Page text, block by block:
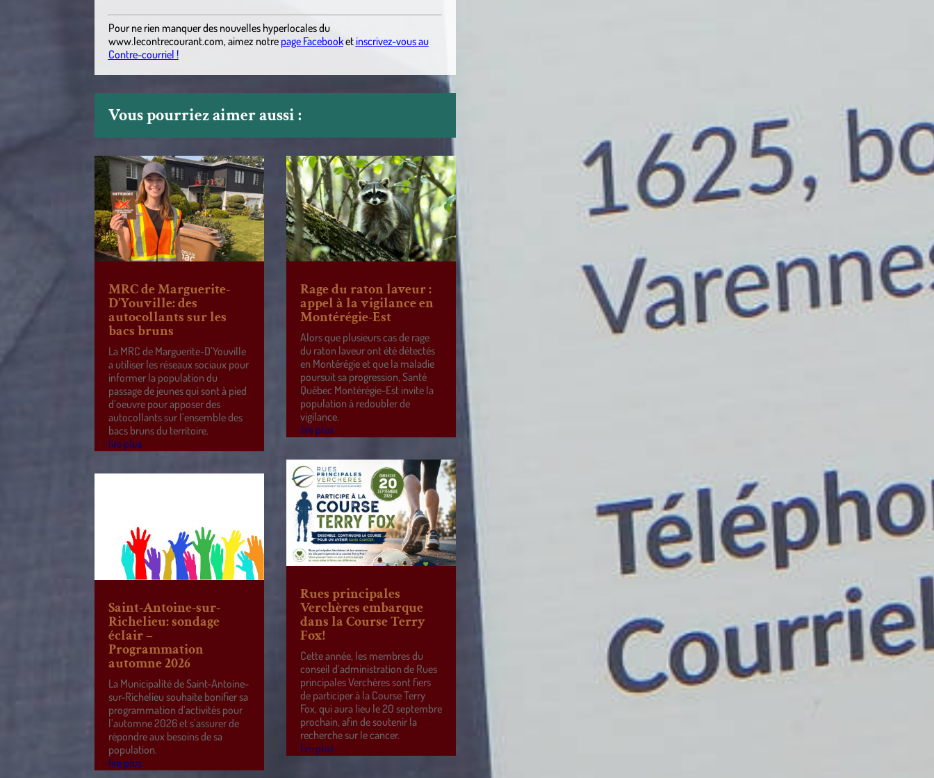
Pour ne rien manquer des nouvelles hyperlocales du
www.lecontrecourant.com, aimez notre page Facebooketinscrivez-vous au
Contre-courriel !
Vous pourriez aimer aussi :
MRC de Marguerite-
D’Youville: des
autocollants sur les
bacs bruns
La MRC de Marguerite-D’Youville
a utiliser les réseaux sociaux pour
informer la population du
passage de jeunes qui sont à pied
d’oeuvre pour apposer des
autocollants sur l’ensemble des
bacs bruns du territoire.
lire plus
Saint-Antoine-sur-
Richelieu: sondage
éclair –
Programmation
automne 2026
La Municipalité de Saint-Antoine-
sur-Richelieu souhaite bonifier sa
programmation d’activités pour
l’automne 2026 et s’assurer de
répondre aux besoins de sa
population.
lire plus
Rage du raton laveur :
appel à la vigilance en
Montérégie-Est
Alors que plusieurs cas de rage
du raton laveur ont été détectés
en Montérégie et que la maladie
poursuit sa progression, Santé
Québec Montérégie-Est invite la
population à redoubler de
vigilance.
lire plus
Rues principales
Verchères embarque
dans la Course Terry
Fox!
Cette année, les membres du
conseil d’administration de Rues
principales Verchères sont fiers
de participer à la Course Terry
Fox, qui aura lieu le 20 septembre
prochain, afin de soutenir la
recherche sur le cancer.
lire plus